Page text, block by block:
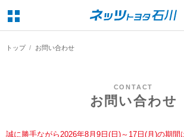
トップ お問い合わせ
CONTACT
お問い合わせ
誠に勝手ながら2026年8月9日(日)～17日(月)の期